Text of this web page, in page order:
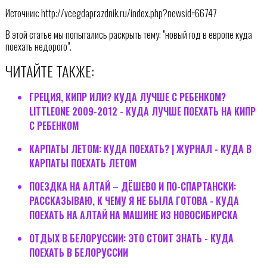
Источник: http://vcegdaprazdnik.ru/index.php?newsid=66747
В этой статье мы попытались раскрыть тему: "новый год в европе куда
поехать недорого".
ЧИТАЙТЕ ТАКЖЕ:
ГРЕЦИЯ, КИПР ИЛИ? КУДА ЛУЧШЕ С РЕБЕНКОМ?
LITTLEONE 2009-2012 - КУДА ЛУЧШЕ ПОЕХАТЬ НА КИПР
С РЕБЕНКОМ
КАРПАТЫ ЛЕТОМ: КУДА ПОЕХАТЬ? | ЖУРНАЛ - КУДА В
КАРПАТЫ ПОЕХАТЬ ЛЕТОМ
ПОЕЗДКА НА АЛТАЙ – ДЁШЕВО И ПО-СПАРТАНСКИ:
РАССКАЗЫВАЮ, К ЧЕМУ Я НЕ БЫЛА ГОТОВА - КУДА
ПОЕХАТЬ НА АЛТАЙ НА МАШИНЕ ИЗ НОВОСИБИРСКА
ОТДЫХ В БЕЛОРУССИИ: ЭТО СТОИТ ЗНАТЬ - КУДА
ПОЕХАТЬ В БЕЛОРУССИИ